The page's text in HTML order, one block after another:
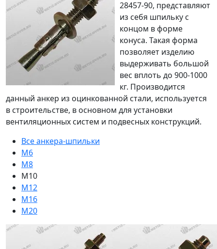
28457-90, представляют
из себя шпильку с
концом в форме
конуса. Такая форма
позволяет изделию
выдерживать большой
вес вплоть до 900-1000
кг. Производится
данный анкер из оцинкованной стали, используется
в строительстве, в основном для установки
вентиляционных систем и подвесных конструкций.
Все анкера-шпильки
М6
М8
M10
М12
М16
М20